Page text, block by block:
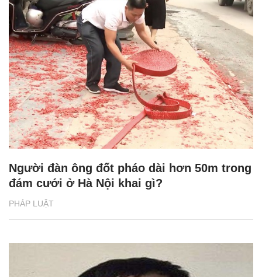
PHÁP LUẬT
Người đàn ông đốt pháo dài hơn 50m trong
đám cưới ở Hà Nội khai gì?